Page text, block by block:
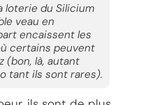
loterie du Silicium
veau en
encaissent les
certains peuvent
(bon, là, autant
tant ils sont rares).